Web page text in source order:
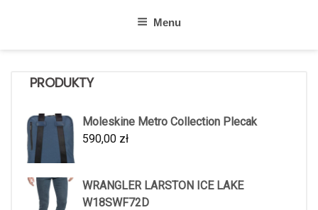
Menu
PRODUKTY
Moleskine Metro Collection Plecak
590,00 zł
WRANGLER LARSTON ICE LAKE
W18SWF72D